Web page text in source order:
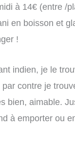
à 14€ (entre /
en boisson et
!
indien, je le
contre je
bien, aimable.
à emporter ou